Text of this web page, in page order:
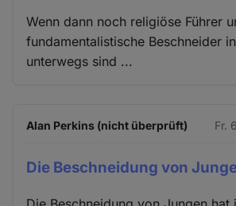
Wenn dann noch religiöse Führer
fundamentalistische Beschneider
unterwegs sind ...
Alan Perkins (nicht überprüft) Fr.
Die Beschneidung von